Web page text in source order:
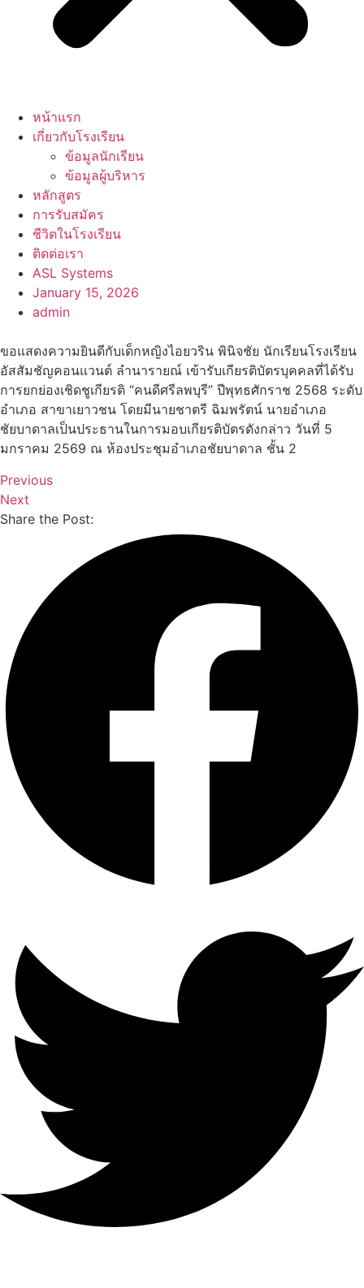
หน้าแรก
เกี่ยวกับโรงเรียน
ข้อมูลนักเรียน
ข้อมูลผู้บริหาร
หลักสูตร
การรับสมัคร
ชีวิตในโรงเรียน
ติดต่อเรา
ASL Systems
January 15, 2026
admin
ขอแสดงความยินดีกับเด็กหญิงไอยวริน พินิจชัย นักเรียนโรงเรียน
อัสสัมชัญคอนแวนต์ ลำนารายณ์ เข้ารับเกียรติบัตรบุคคลที่ได้รับ
การยกย่องเชิดชูเกียรติ “คนดีศรีลพบุรี” ปีพุทธศักราช 2568 ระดับ
อำเภอ สาขาเยาวชน โดยมีนายชาตรี ฉิมพรัตน์ นายอำเภอ
ชัยบาดาลเป็นประธานในการมอบเกียรติบัตรดังกล่าว วันที่ 5
มกราคม 2569 ณ ห้องประชุมอำเภอชัยบาดาล ชั้น 2
Previous
Next
Share the Post: